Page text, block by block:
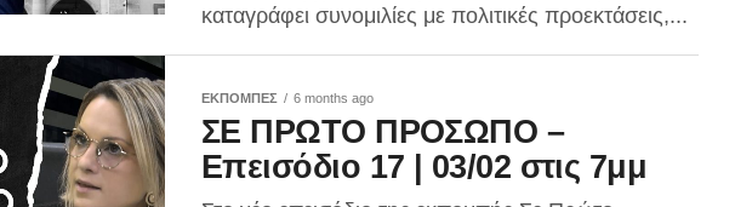
καταγράφει συνομιλίες με πολιτικές προεκτάσεις,...
ΕΚΠΟΜΠΕΣ 6 months ago
ΣΕ ΠΡΩΤΟ ΠΡΟΣΩΠΟ –
Επεισόδιο 17 | 03/02 στις 7μμ